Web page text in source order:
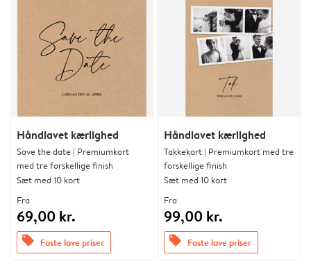
Håndlavet kærlighed
Save the date | Premiumkort
med tre forskellige finish
Sæt med 10 kort
Fra
69,00 kr.
offers Faste lave priser
Håndlavet kærlighed
Takkekort | Premiumkort med tre
forskellige finish
Sæt med 10 kort
Fra
99,00 kr.
offers Faste lave priser